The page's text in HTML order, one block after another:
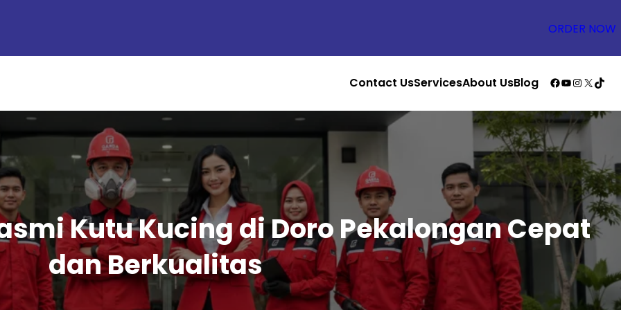
ORDER NOW
Contact UsServicesAbout UsBlog Facebook
YouTube
X
Kutu Kucing di Doro Pekalongan Cepat
dan Berkualitas